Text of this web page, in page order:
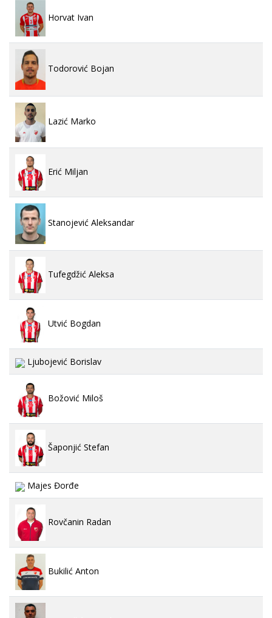
Horvat Ivan
Todorović Bojan
Lazić Marko
Erić Miljan
Stanojević Aleksandar
Tufegdžić Aleksa
Utvić Bogdan
Ljubojević Borislav
Božović Miloš
Šaponjić Stefan
Majes Đorđe
Rovčanin Radan
Bukilić Anton